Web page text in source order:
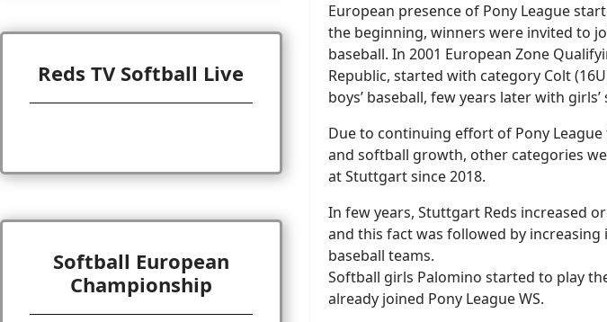
Reds TV Softball Live
Softball European
Championship
European presence of Pony League
the beginning, winners were invited to
baseball. In 2001 European Zone
Republic, started with category Colt
boys’ baseball, few years later with
Due to continuing effort of Pony
and softball growth, other categories
at Stuttgart since 2018.
In few years, Stuttgart Reds increased
and this fact was followed by
baseball teams.
Softball girls Palomino started to play
already joined Pony League WS.